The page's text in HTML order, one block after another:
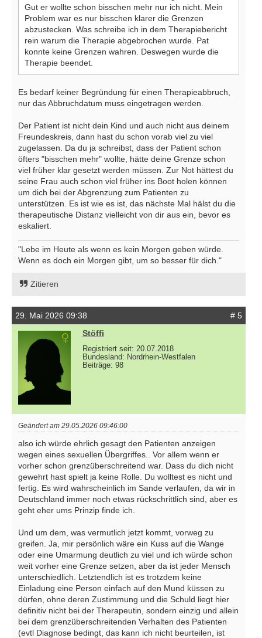
Gut er wollte schon bisschen mehr nur ich nicht. Mein
Problem war es nur bisschen klarer die Grenzen
abzustecken. Was schreibe ich in dem Therapiebericht
rein warum die Therapie abgebrochen wurde. Pat
konnte keine Grenzen wahren. Deswegen wurde die
Therapie beendet.
Es bedarf keiner Begründung für einen Therapieabbruch,
nur das Abbruchdatum muss eingetragen werden.
Der Patient ist nicht dein Kind und auch nicht aus deinem
Freundeskreis, dann hast du schon vorab viel zu viel
zugelassen. Da du ja schreibst, dass der Patient schon
öfters "bisschen mehr" wollte, hätte deine Grenze schon
viel früher klar gesetzt werden müssen. Zur Not hättest du
seine Frau auch schon viel früher ins Boot holen können
um dich bei der Abgrenzung zum Patienten zu
unterstützen. Es ist wie es ist, das nächste Mal hälst du die
therapeutische Distanz vielleicht von dir aus ein, bevor es
eskaliert.
"Lebe im Heute als wenn es kein Morgen geben würde.
Wenn es doch ein Morgen gibt, um so besser für dich."
Zitieren
29. Mai 2026 09:38
# 5
Stöffi
Registriert seit: 20.07.2018
Bundesland: Nordrhein-Westfalen
Beiträge: 98
Geändert am 29.05.2026 09:46:00
also ich würde ehrlich gesagt den Patienten anzeigen
wegen eines sexuellen Übergriffes.. Vor allem wenn er
vorher schon grenzüberschreitend war. Dass du dich nicht
gewehrt hast spielt ja keine Rolle. Du wolltest es nicht und
fertig. Es wird wahrscheinlich im Sande verlaufen, da wir in
Deutschland immer noch etwas rückschrittlich sind, aber es
geht eher ums Prinzip finde ich.
Und um dem, was vermutlich jetzt kommt, vorweg zu
greifen. Ja, mir persönlich wäre ein Kuss auf die Wange
oder eine Umarmung deutlich zu viel und ich würde schon
weit vorher eine Grenze setzen, aber da ist jeder Mensch
unterschiedlich. Letztendlich ist es trotzdem keine
Einladung eine Person einfach auf den Mund küssen zu
dürfen, ohne deren Zustimmung und die Schuld liegt hier
definitiv nicht bei der Therapeutin, sondern einzig und allein
bei dem grenzüberschreitenden Verhalten des Patienten
(evtl Diagnose bedingt, das kann ich nicht beurteilen, ist